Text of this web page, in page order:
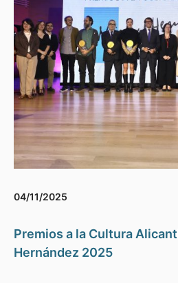
04/11/2025
Premios a la Cultura
Hernández 2025